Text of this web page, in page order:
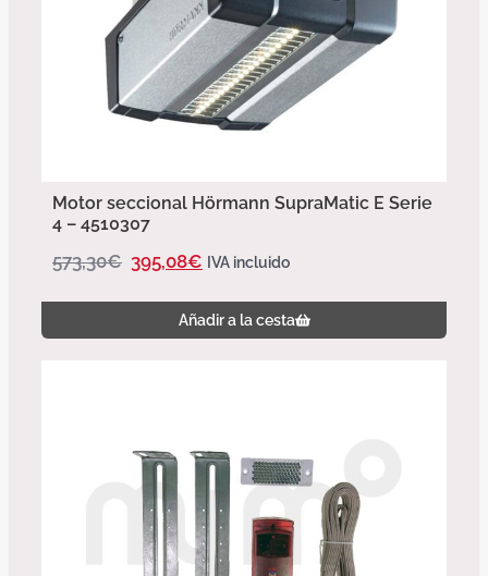
Motor seccional Hörmann SupraMatic E Serie
4 – 4510307
573,30€ 395,08€ IVA incluido
Añadir a la cesta